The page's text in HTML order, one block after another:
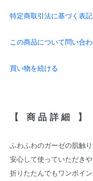
特定商取引法に基づく表記
この商品について問い合
買い物を続ける
【 商品詳細 】
ふわふわのガーゼの肌触
安心して使っていただき
折りたたんでもワンポイ